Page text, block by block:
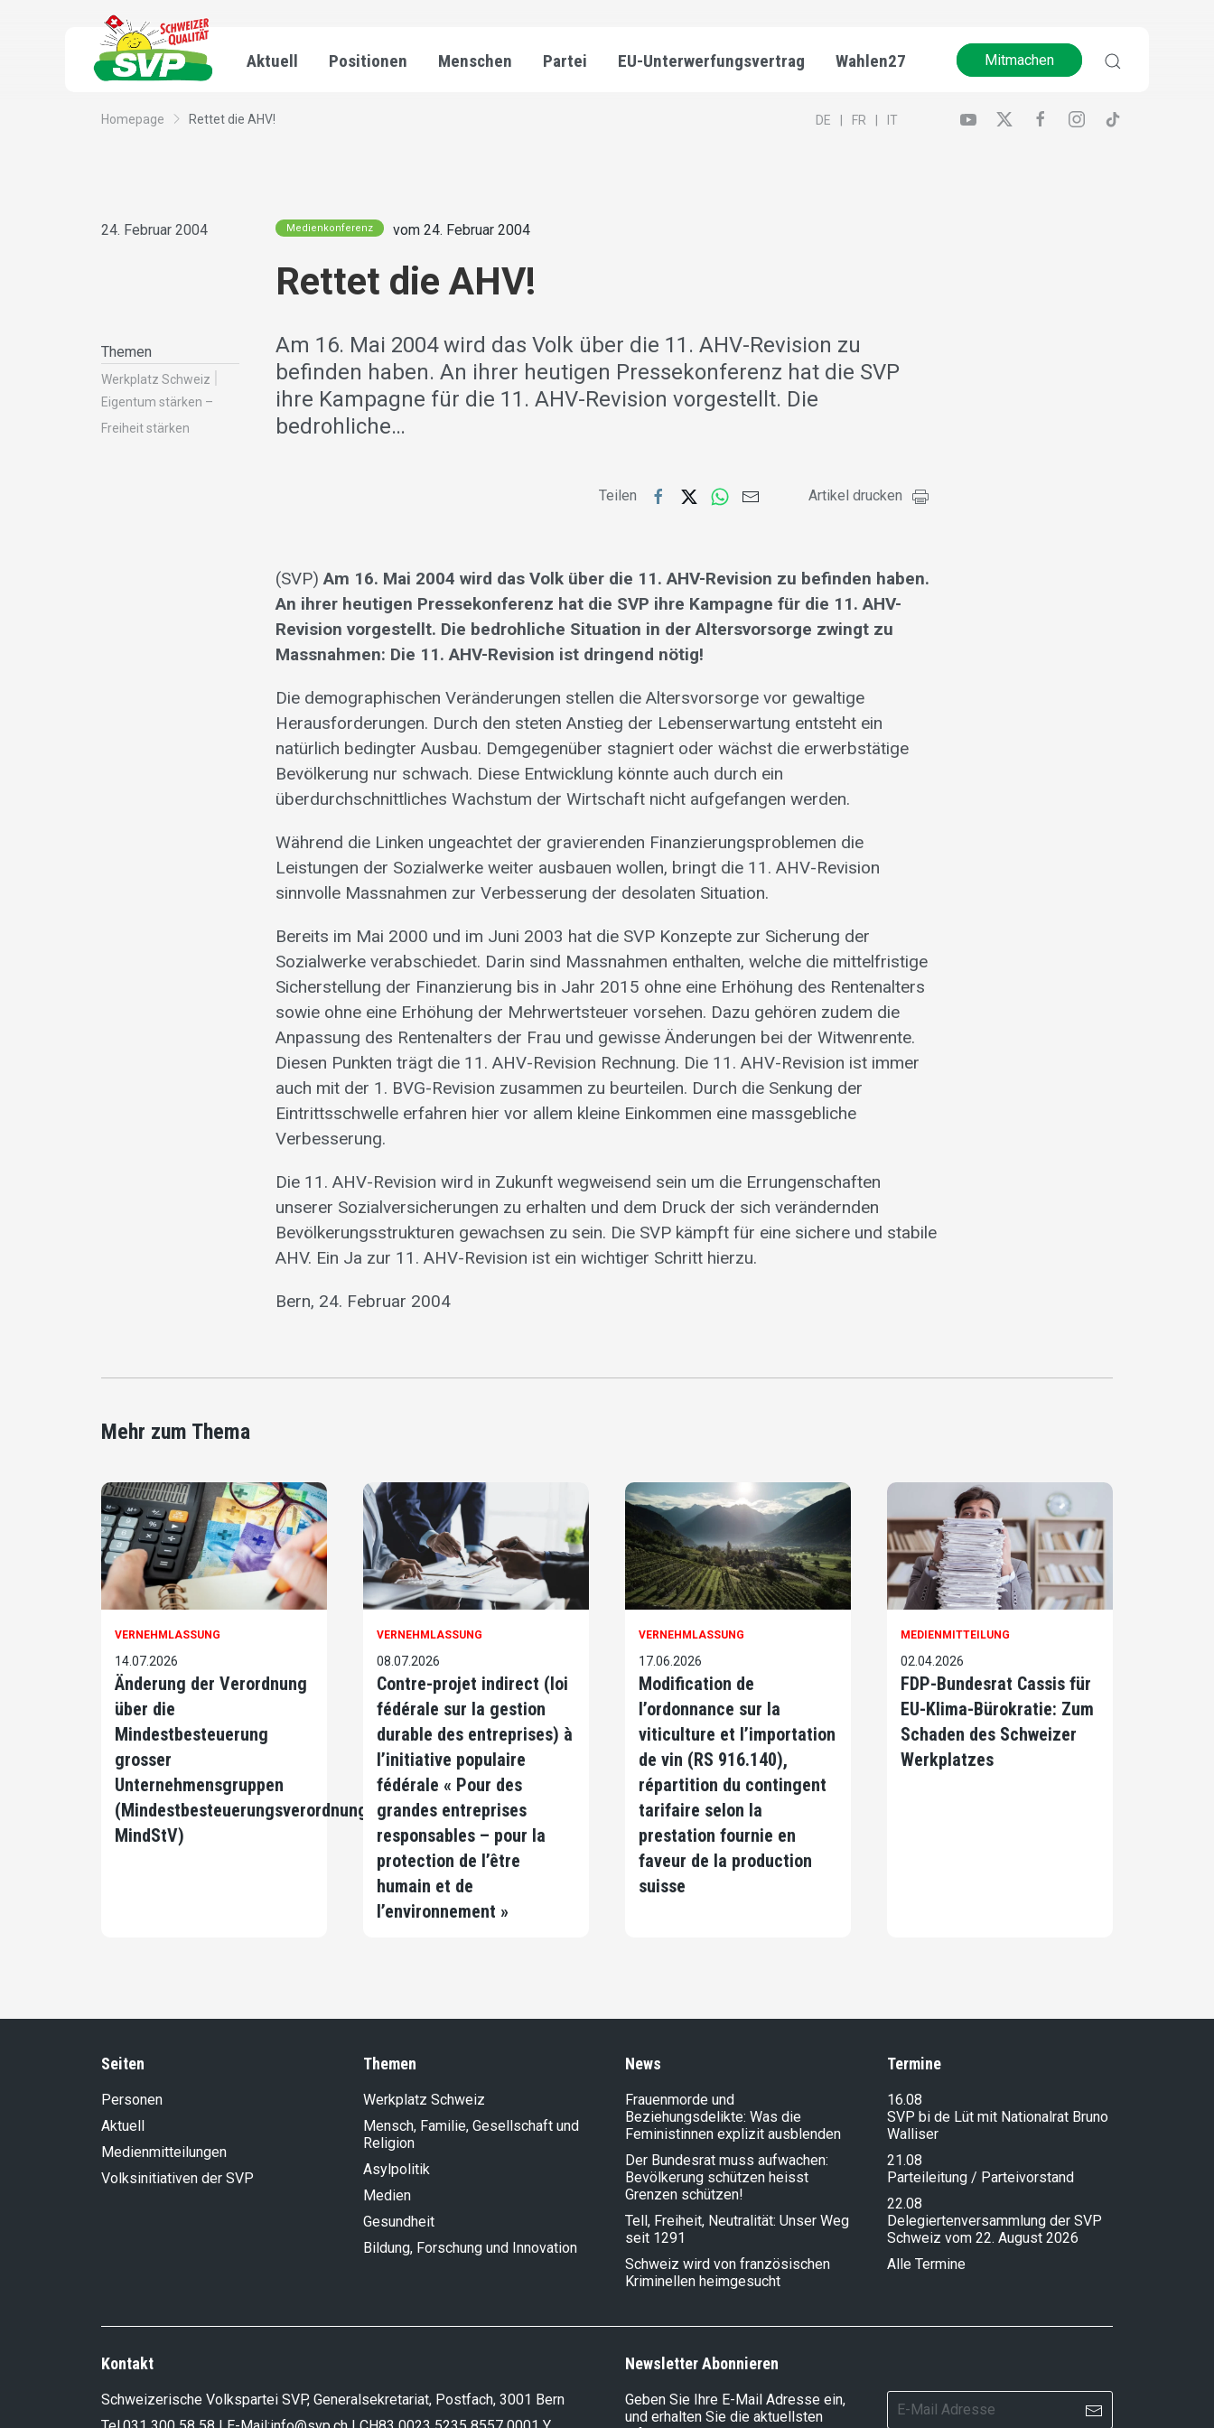
Aktuell Positionen Menschen Partei EU-Unterwerfungsvertrag Wahlen27 Mitmachen
Homepage Rettet die AHV! DE FR IT
24. Februar 2004
Themen
Werkplatz Schweiz
Eigentum stärken –
Freiheit stärken
Medienkonferenz vom 24. Februar 2004
Rettet die AHV!
Am 16. Mai 2004 wird das Volk über die 11. AHV-Revision zu
befinden haben. An ihrer heutigen Pressekonferenz hat die SVP
ihre Kampagne für die 11. AHV-Revision vorgestellt. Die
bedrohliche…
Teilen Artikel drucken
(SVP)Am 16. Mai 2004 wird das Volk über die 11. AHV-Revision zu befinden haben.
An ihrer heutigen Pressekonferenz hat die SVP ihre Kampagne für die 11. AHV-
Revision vorgestellt. Die bedrohliche Situation in der Altersvorsorge zwingt zu
Massnahmen: Die 11. AHV-Revision ist dringend nötig!
Die demographischen Veränderungen stellen die Altersvorsorge vor gewaltige
Herausforderungen. Durch den steten Anstieg der Lebenserwartung entsteht ein
natürlich bedingter Ausbau. Demgegenüber stagniert oder wächst die erwerbstätige
Bevölkerung nur schwach. Diese Entwicklung könnte auch durch ein
überdurchschnittliches Wachstum der Wirtschaft nicht aufgefangen werden.
Während die Linken ungeachtet der gravierenden Finanzierungsproblemen die
Leistungen der Sozialwerke weiter ausbauen wollen, bringt die 11. AHV-Revision
sinnvolle Massnahmen zur Verbesserung der desolaten Situation.
Bereits im Mai 2000 und im Juni 2003 hat die SVP Konzepte zur Sicherung der
Sozialwerke verabschiedet. Darin sind Massnahmen enthalten, welche die mittelfristige
Sicherstellung der Finanzierung bis in Jahr 2015 ohne eine Erhöhung des Rentenalters
sowie ohne eine Erhöhung der Mehrwertsteuer vorsehen. Dazu gehören zudem die
Anpassung des Rentenalters der Frau und gewisse Änderungen bei der Witwenrente.
Diesen Punkten trägt die 11. AHV-Revision Rechnung. Die 11. AHV-Revision ist immer
auch mit der 1. BVG-Revision zusammen zu beurteilen. Durch die Senkung der
Eintrittsschwelle erfahren hier vor allem kleine Einkommen eine massgebliche
Verbesserung.
Die 11. AHV-Revision wird in Zukunft wegweisend sein um die Errungenschaften
unserer Sozialversicherungen zu erhalten und dem Druck der sich verändernden
Bevölkerungsstrukturen gewachsen zu sein. Die SVP kämpft für eine sichere und stabile
AHV. Ein Ja zur 11. AHV-Revision ist ein wichtiger Schritt hierzu.
Bern, 24. Februar 2004
Mehr zum Thema
VERNEHMLASSUNG
14.07.2026
Änderung der Verordnung
über die
Mindestbesteuerung
grosser
Unternehmensgruppen
(Mindestbesteuerungsverordnung,
MindStV)
VERNEHMLASSUNG
08.07.2026
Contre-projet indirect (loi
fédérale sur la gestion
durable des entreprises) à
l’initiative populaire
fédérale « Pour des
grandes entreprises
responsables – pour la
protection de l’être
humain et de
l’environnement »
VERNEHMLASSUNG
17.06.2026
Modification de
l’ordonnance sur la
viticulture et l’importation
de vin (RS 916.140),
répartition du contingent
tarifaire selon la
prestation fournie en
faveur de la production
suisse
MEDIENMITTEILUNG
02.04.2026
FDP-Bundesrat Cassis für
EU-Klima-Bürokratie: Zum
Schaden des Schweizer
Werkplatzes
Seiten
Personen
Aktuell
Medienmitteilungen
Volksinitiativen der SVP
Themen
Werkplatz Schweiz
Mensch, Familie, Gesellschaft und
Religion
Asylpolitik
Medien
Gesundheit
Bildung, Forschung und Innovation
News
Frauenmorde und
Beziehungsdelikte: Was die
Feministinnen explizit ausblenden
Der Bundesrat muss aufwachen:
Bevölkerung schützen heisst
Grenzen schützen!
Tell, Freiheit, Neutralität: Unser Weg
seit 1291
Schweiz wird von französischen
Kriminellen heimgesucht
Termine
16.08
SVP bi de Lüt mit Nationalrat Bruno
Walliser
21.08
Parteileitung / Parteivorstand
22.08
Delegiertenversammlung der SVP
Schweiz vom 22. August 2026
Alle Termine
Kontakt
Schweizerische Volkspartei SVP, Generalsekretariat, Postfach, 3001 Bern
Newsletter Abonnieren
Geben Sie Ihre E-Mail Adresse ein,
und erhalten Sie die aktuellsten